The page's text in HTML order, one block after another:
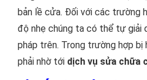
bản lề cửa. Đối với các trường
độ nhẹ chúng ta có thể tự giải
pháp trên. Trong trường hợp bị
phải nhờ tới dịch vụ sửa chữa